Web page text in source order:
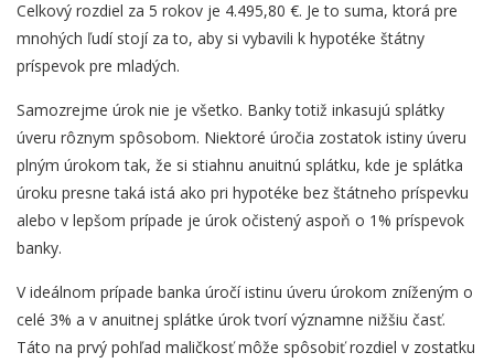
Celkový rozdiel za 5 rokov je 4.495,80 €. Je to suma, ktorá pre
mnohých ľudí stojí za to, aby si vybavili k hypotéke štátny
príspevok pre mladých.
Samozrejme úrok nie je všetko. Banky totiž inkasujú splátky
úveru rôznym spôsobom. Niektoré úročia zostatok istiny úveru
plným úrokom tak, že si stiahnu anuitnú splátku, kde je splátka
úroku presne taká istá ako pri hypotéke bez štátneho príspevku
alebo v lepšom prípade je úrok očistený aspoň o 1% príspevok
banky.
V ideálnom prípade banka úročí istinu úveru úrokom zníženým o
celé 3% a v anuitnej splátke úrok tvorí významne nižšiu časť.
Táto na prvý pohľad maličkosť môže spôsobiť rozdiel v zostatku